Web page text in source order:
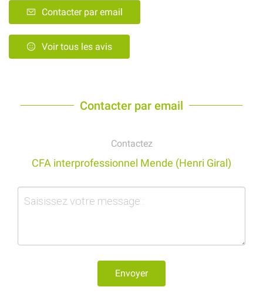
Contacter par email
Voir tous les avis
Contacter par email
Contactez
CFA interprofessionnel Mende (Henri Giral)
Envoyer